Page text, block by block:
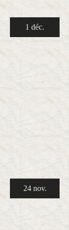
1 déc.
24 nov.